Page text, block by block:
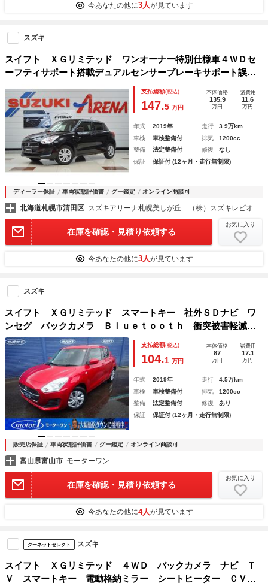
今あなたの他に3人が見ています
スズキ
スイフト ＸＧリミテッド ワンオーナー特別仕様車４ＷＤセ
ーフティサポート搭載デュアルセンサーブレーキサポート誤発
信抑制機能アダプティブクルーズコントロール７インチワイド
ナビＴＶシートヒーター
支払総額(税込)
147.5 万円
本体価格
135.9
万円
諸費用
11.6
万円
年式 2019年 走行
3.9万km
車検
車検整備付 排気
1200cc
整備
法定整備付 修復
なし
保証
保証付 (12ヶ月・走行無制限)
ディーラー保証 車両状態評価書 グー鑑定 オンライン商談可
北海道札幌市清田区 スズキアリーナ札幌美しが丘 （株）スズキレピオ
在庫を確認・見積り依頼する
お気に入り
今あなたの他に3人が見ています
スズキ
スイフト ＸＧリミテッド スマートキー 社外ＳＤナビ ワ
ンセグ バックカメラ Ｂｌｕｅｔｏｏｔｈ 衝突被害軽減ブ
レーキ レーンキープ 横滑り防止装置 オートエアコン
支払総額(税込)
104.1 万円
本体価格
87
万円
諸費用
17.1
万円
年式 2019年 走行
4.5万km
車検
車検整備付 排気
1200cc
整備
法定整備付 修復
あり
保証
保証付 (12ヶ月・走行無制限)
販売店保証 車両状態評価書 グー鑑定 オンライン商談可
富山県富山市 モーターワン
在庫を確認・見積り依頼する
お気に入り
今あなたの他に4人が見ています
グーネットセレクト スズキ
スイフト ＸＧリミテッド ４ＷＤ バックカメラ ナビ Ｔ
Ｖ スマートキー 電動格納ミラー シートヒーター ＣＶ